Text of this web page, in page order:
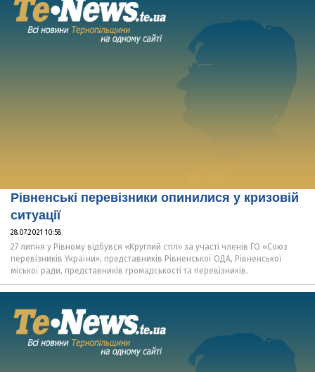
Рівненські перевізники опинилися у кризовій
ситуації
28.07.2021 10:58
27 липня у Рівному відбувся «Круглий стіл» за участі членів ГО «Союз
перевізників України», представників Рівненської ОДА, Рівненської
міської ради, представників громадськості та перевізників.